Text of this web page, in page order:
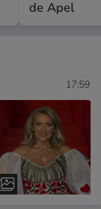
de Apel
17:59